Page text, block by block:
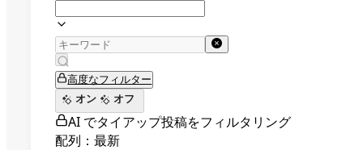
高度なフィルター
オン
オフ
AI でタイアップ投稿をフィルタリング
配列：最新